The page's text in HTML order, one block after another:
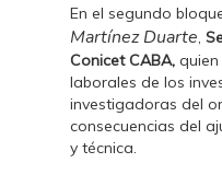
En el segundo
Martínez Duarte,
Conicet CABA,
laborales de los
investigadoras del
consecuencias del
y técnica.